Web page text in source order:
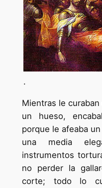
.
Mientras le
un hueso,
porque le afeaba
una media
instrumentos
no perder la
corte; todo lo